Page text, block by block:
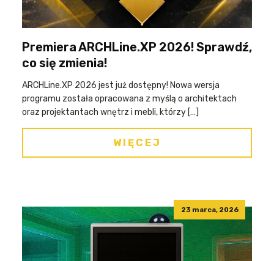
Premiera ARCHLine.XP 2026! Sprawdź,
co się zmienia!
ARCHLine.XP 2026 jest już dostępny! Nowa wersja
programu została opracowana z myślą o architektach
oraz projektantach wnętrz i mebli, którzy […]
WIĘCEJ
23 marca, 2026